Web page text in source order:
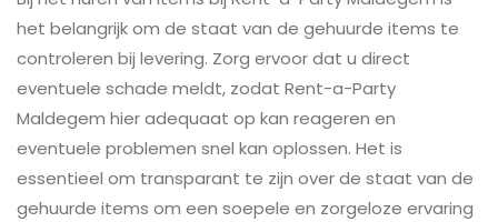
het belangrijk om de staat van de gehuurde items te
controleren bij levering. Zorg ervoor dat u direct
eventuele schade meldt, zodat Rent-a-Party
Maldegem hier adequaat op kan reageren en
eventuele problemen snel kan oplossen. Het is
essentieel om transparant te zijn over de staat van de
gehuurde items om een soepele en zorgeloze ervaring